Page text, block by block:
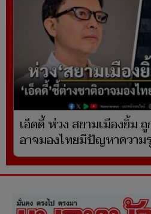
เอ็ดดี้ ห่วง สยามเมืองยิ้ม
อาจมองไทยมีปัญหาความ